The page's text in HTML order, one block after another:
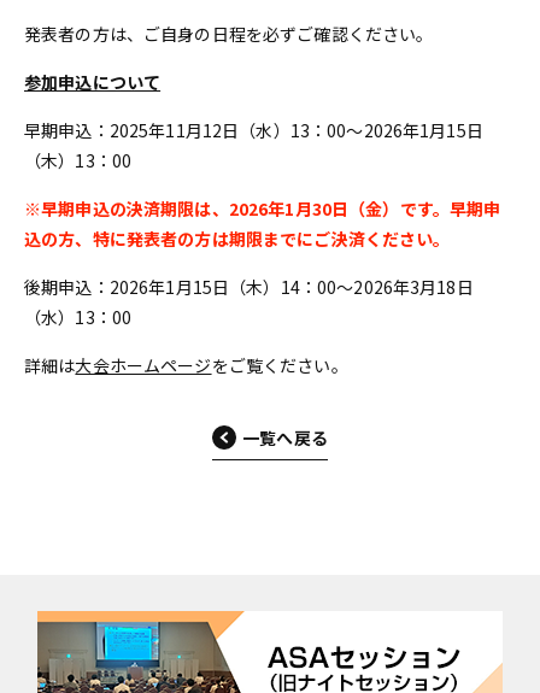
発表者の方は、ご自身の日程を必ずご確認ください。
参加申込について
早期申込：2025年11月12日（水）13：00～2026年1月15日
（木）13：00
※早期申込の決済期限は、2026年1月30日（金）です。早期申
込の方、特に発表者の方は期限までにご決済ください。
後期申込：2026年1月15日（木）14：00～2026年3月18日
（水）13：00
詳細は大会ホームページをご覧ください。
一覧へ戻る